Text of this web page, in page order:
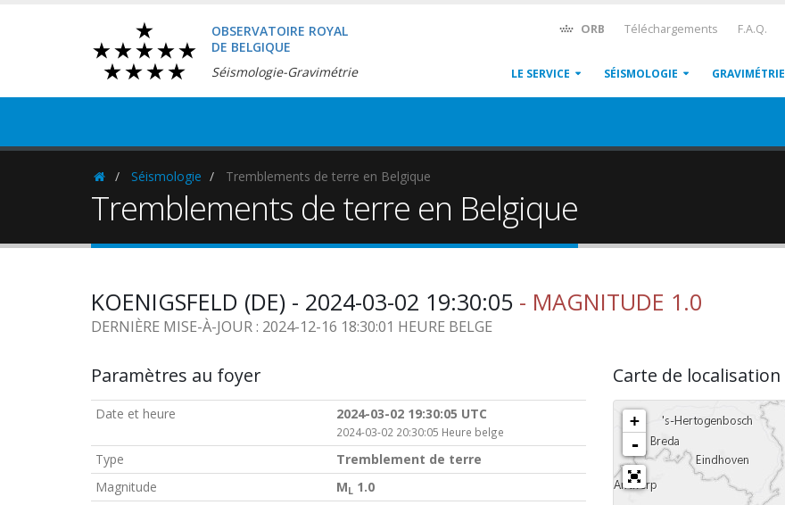
OBSERVATOIRE ROYAL
DE BELGIQUE
Séismologie-Gravimétrie
ORB Téléchargements F.A.Q.
LE SERVICE SÉISMOLOGIE GRAVIMÉTRIE
HomepageSéismologie Tremblements de terre en Belgique
Tremblements de terre en Belgique
KOENIGSFELD (DE) - 2024-03-02 19:30:05 - MAGNITUDE 1.0
DERNIÈRE MISE-À-JOUR : 2024-12-16 18:30:01 HEURE BELGE
Paramètres au foyer
Date et heure 2024-03-02 19:30:05 UTC
2024-03-02 20:30:05 Heure belge
Type
Tremblement de terre
Magnitude
ML 1.0
Carte de localisation
+
-